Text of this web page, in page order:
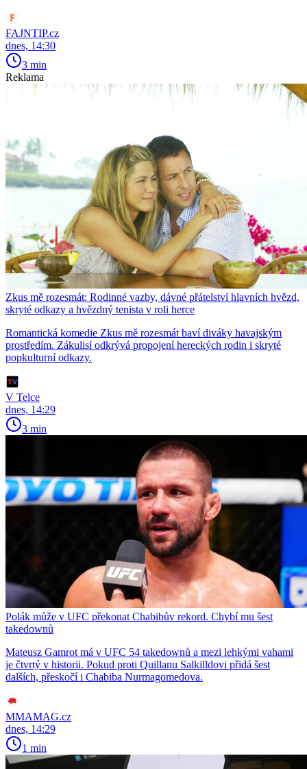
FAJNTIP.cz
dnes, 14:30
3 min
Reklama
Zkus mě rozesmát: Rodinné vazby, dávné přátelství hlavních hvězd,
skryté odkazy a hvězdný tenista v roli herce
Romantická komedie Zkus mě rozesmát baví diváky havajským
prostředím. Zákulisí odkrývá propojení hereckých rodin i skryté
popkulturní odkazy.
V Telce
dnes, 14:29
3 min
Polák může v UFC překonat Chabibův rekord. Chybí mu šest
takedownů
Mateusz Gamrot má v UFC 54 takedownů a mezi lehkými vahami
je čtvrtý v historii. Pokud proti Quillanu Salkilldovi přidá šest
dalších, přeskočí i Chabiba Nurmagomedova.
MMAMAG.cz
dnes, 14:29
1 min